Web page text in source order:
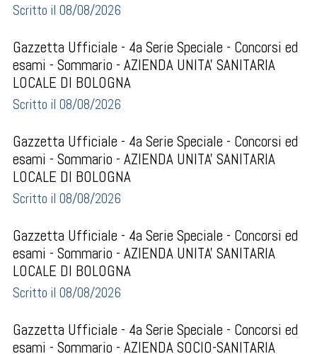
Scritto il 08/08/2026
Gazzetta Ufficiale - 4a Serie Speciale - Concorsi ed
esami - Sommario - AZIENDA UNITA' SANITARIA
LOCALE DI BOLOGNA
Scritto il 08/08/2026
Gazzetta Ufficiale - 4a Serie Speciale - Concorsi ed
esami - Sommario - AZIENDA UNITA' SANITARIA
LOCALE DI BOLOGNA
Scritto il 08/08/2026
Gazzetta Ufficiale - 4a Serie Speciale - Concorsi ed
esami - Sommario - AZIENDA UNITA' SANITARIA
LOCALE DI BOLOGNA
Scritto il 08/08/2026
Gazzetta Ufficiale - 4a Serie Speciale - Concorsi ed
esami - Sommario - AZIENDA SOCIO-SANITARIA